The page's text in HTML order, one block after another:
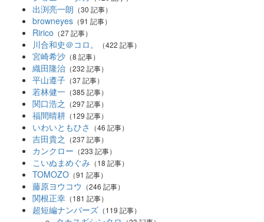
出渕亮一朗 （30 記事）
browneyes （91 記事）
Ririco （27 記事）
川合和史＠コロ。 （422 記事）
宮崎希沙 （8 記事）
織田隆治 （232 記事）
平山遵子 （37 記事）
若林健一 （385 記事）
関口浩之 （297 記事）
福間晴耕 （129 記事）
いわいともひさ （46 記事）
吉田貴之 （237 記事）
カンクロー （233 記事）
こいぬまめぐみ （18 記事）
TOMOZO （91 記事）
藤原ヨウコウ （246 記事）
関根正幸 （181 記事）
超短編ナンバーズ （119 記事）